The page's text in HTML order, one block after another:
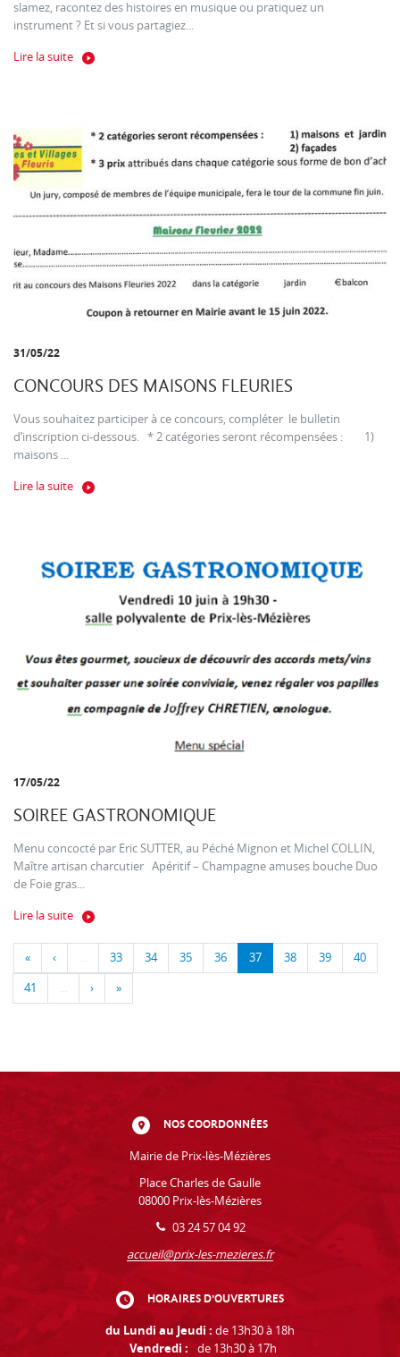
slamez, racontez des histoires en musique ou pratiquez un
instrument ? Et si vous partagiez...
Lire la suite
31/05/22
CONCOURS DES MAISONS FLEURIES
Vous souhaitez participer à ce concours, compléter le bulletin
d’inscription ci-dessous. * 2 catégories seront récompensées : 1)
maisons ...
Lire la suite
17/05/22
SOIREE GASTRONOMIQUE
Menu concocté par Eric SUTTER, au Péché Mignon et Michel COLLIN,
Maître artisan charcutier Apéritif – Champagne amuses bouche Duo
de Foie gras...
Lire la suite
« ‹ … 33 34 35 36 37 38 39 40
41 … › »
NOS COORDONNÉES
Mairie de Prix-lès-Mézières
Place Charles de Gaulle
08000 Prix-lès-Mézières
03 24 57 04 92
accueil@prix-les-mezieres.fr
HORAIRES D'OUVERTURES
du Lundi au Jeudi : de 13h30 à 18h
Vendredi :
de 13h30 à 17h